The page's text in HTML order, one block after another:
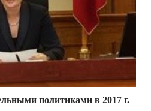
политиками в 2017 г.